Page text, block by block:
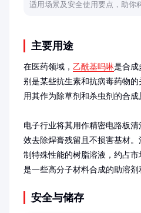
适用场景及安全使用要点，助你
主要用途
在医药领域， 乙酰基吗啉是合成
别是某些抗生素和抗病毒药物的
用其作为除草剂和杀虫剂的合成
电子行业将其用作精密电路板
效去除焊膏残留且不损害基材
制特殊性能的树脂溶液，约占
是一些高分子材料合成的助溶剂
安全与储存